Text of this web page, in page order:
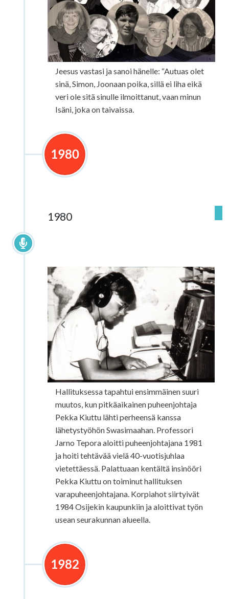
Jeesus vastasi ja sanoi hänelle: “Autuas olet
sinä, Simon, Joonaan poika, sillä ei liha eikä
veri ole sitä sinulle ilmoittanut, vaan minun
Isäni, joka on taivaissa.
1980
1980
Hallituksessa tapahtui ensimmäinen suuri
muutos, kun pitkäaikainen puheenjohtaja
Pekka Kiuttu lähti perheensä kanssa
lähetystyöhön Swasimaahan. Professori
Jarno Tepora aloitti puheenjohtajana 1981
ja hoiti tehtävää vielä 40-vuotisjuhlaa
vietettäessä. Palattuaan kentältä insinööri
Pekka Kiuttu on toiminut hallituksen
varapuheenjohtajana. Korpiahot siirtyivät
1984 Osijekin kaupunkiin ja aloittivat työn
usean seurakunnan alueella.
1982